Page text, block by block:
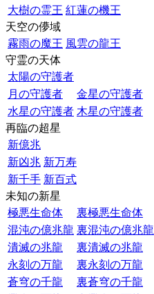
大樹の霊王 紅蓮の機王
天空の儚域
霧雨の魔王 風雲の龍王
守霊の天体
太陽の守護者
月の守護者
金星の守護者
水星の守護者 木星の守護者
再臨の超星
新億兆
新凶兆 新万寿
新千手 新百式
未知の新星
極悪生命体
裏極悪生命体
混沌の億兆龍 裏混沌の億兆龍
潰滅の兆龍
裏潰滅の兆龍
永刻の万龍
裏永刻の万龍
蒼穹の千龍
裏蒼穹の千龍